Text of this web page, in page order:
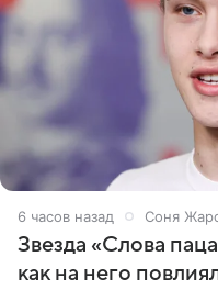
6 часов назад Соня
Звезда «Слова
как на него